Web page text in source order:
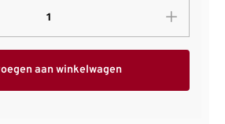
aan winkelwagen